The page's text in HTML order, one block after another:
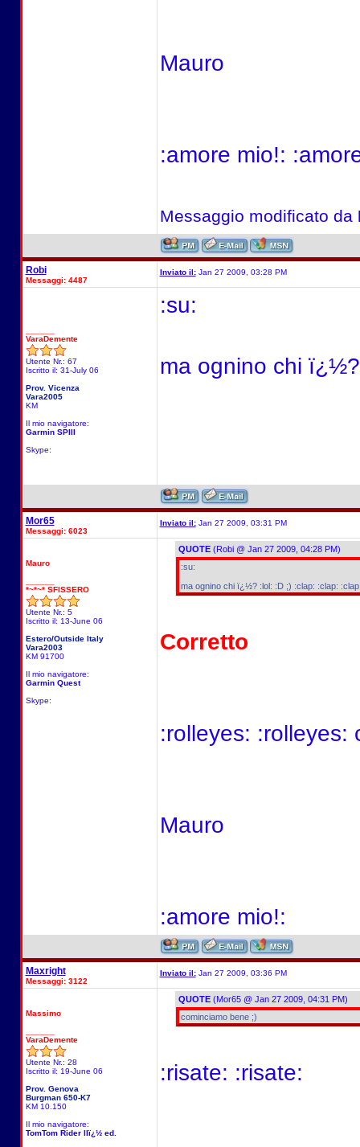
Mauro
:amore mio!:
Messaggio modificato da
Robi
Messaggi: 4487
Inviato il:Jan 27 2009, 03:28 PM
VaraDemente
Utente Nr.: 67
Iscritto il: 31-July 06
Prov. Vicenza
Vara2005
KM
Il mio navigatore:
Garmin SPIII
Skype:
:su:
ma ognino chi
Mor65
Messaggi: 6023
Inviato il:Jan 27 2009, 03:31 PM
Mauro
*~*~* SFISSERO
Utente Nr.: 5
Iscritto il: 13-June 06
Estero/Outside Italy
Vara2003
KM 91700
Il mio navigatore:
Garmin Quest
Skype:
QUOTE(Robi @ Jan 27 2009, 04:28 PM)
:su:
ma ognino chi ï¿½? :lol: :D ;) :clap: :clap:
Corretto
:rolleyes: :rolleyes:
Mauro
:amore mio!:
Maxright
Messaggi: 3122
Inviato il:Jan 27 2009, 03:36 PM
Massimo
VaraDemente
Utente Nr.: 28
Iscritto il: 19-June 06
Prov. Genova
Burgman 650-K7
KM 10.150
Il mio navigatore:
TomTom Rider IIï¿½ ed.
QUOTE(Mor65 @ Jan 27 2009, 04:31 PM)
cominciamo bene ;)
:risate: :risate: